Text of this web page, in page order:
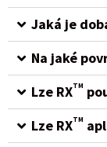
Jaká je
Na jaké
Lze RXTM
Lze RXTM